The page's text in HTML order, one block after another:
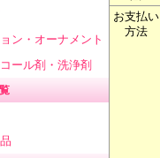
ン・オーナメント
ール剤・洗浄剤
お支払い
方法